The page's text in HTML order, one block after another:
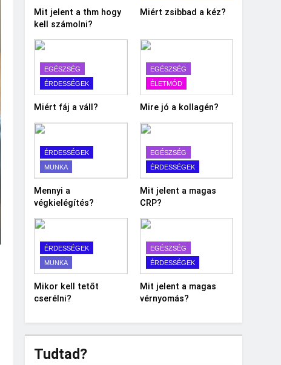
Mit jelent a thm hogy
kell számolni?
Miért zsibbad a kéz?
EGÉSZSÉG
ÉRDESSÉGEK
Miért fáj a váll?
EGÉSZSÉG
ÉLETMÓD
Mire jó a kollagén?
ÉRDESSÉGEK
MUNKA
Mennyi a
végkielégítés?
EGÉSZSÉG
ÉRDESSÉGEK
Mit jelent a magas
CRP?
ÉRDESSÉGEK
MUNKA
Mikor kell tetőt
cserélni?
EGÉSZSÉG
ÉRDESSÉGEK
Mit jelent a magas
vérnyomás?
Tudtad?